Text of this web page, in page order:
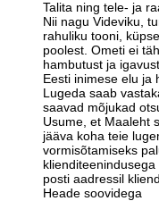
Talita ning tele- ja
Nii nagu Videviku,
rahuliku tooni,
poolest. Ometi ei
hambutust ja
Eesti inimese elu ja
Lugeda saab
saavad mõjukad
Usume, et Maaleht
jääva koha teie
vormisõtamiseks
posti aadressil
Heade soovidega